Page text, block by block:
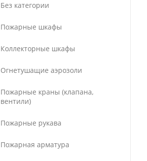
Без категории
Пожарные шкафы
Коллекторные шкафы
Огнетушащие аэрозоли
Пожарные краны (клапана,
вентили)
Пожарные рукава
Пожарная арматура